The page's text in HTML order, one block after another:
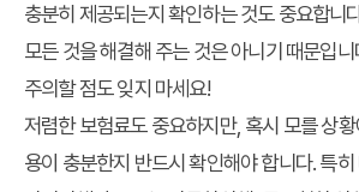
충분히 제공되는지 확인하는 것도 중요합니
모든 것을 해결해 주는 것은 아니기 때문입니
주의할 점도 잊지 마세요!
저렴한 보험료도 중요하지만, 혹시 모를 상
용이 충분한지 반드시 확인해야 합니다. 특